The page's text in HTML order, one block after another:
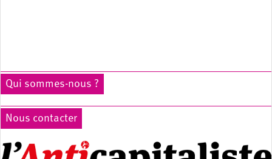
Qui sommes-nous ?
Nous contacter